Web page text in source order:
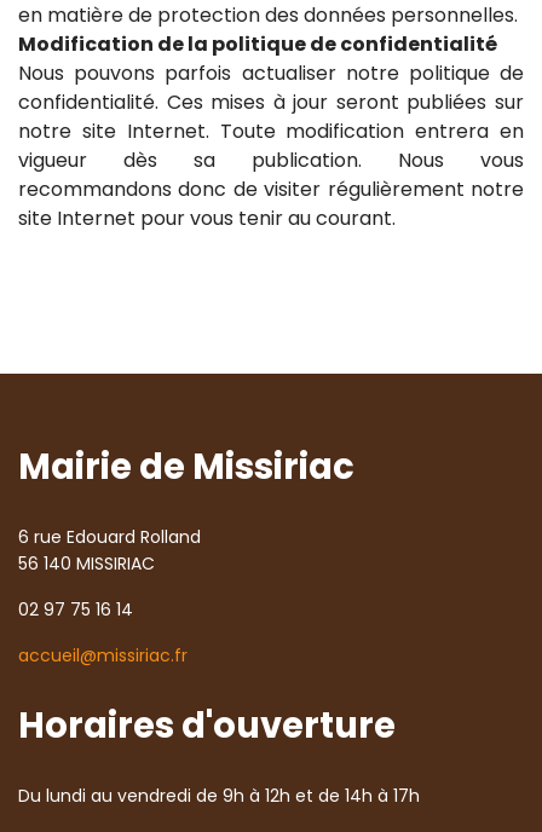
en matière de protection des données personnelles.
Modification de la politique de confidentialité
Nous pouvons parfois actualiser notre politique de
confidentialité. Ces mises à jour seront publiées sur
notre site Internet. Toute modification entrera en
vigueur dès sa publication. Nous vous
recommandons donc de visiter régulièrement notre
site Internet pour vous tenir au courant.
Mairie de Missiriac
6 rue Edouard Rolland
56 140 MISSIRIAC
02 97 75 16 14
accueil@missiriac.fr
Horaires d'ouverture
Du lundi au vendredi de 9h à 12h et de 14h à 17h